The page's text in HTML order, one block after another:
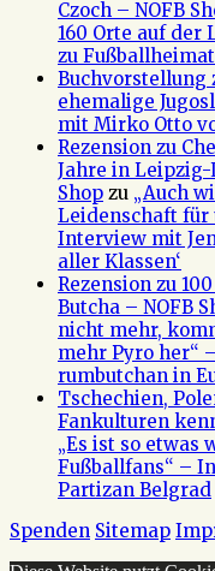
Czoch – NOFB
160 Orte auf der
zu
Buchvorstellung
ehemalige
mit Mirko Otto
Rezension zu
Jahre in Leipzig-
Shop zu „Auch
Leidenschaft für
Interview mit
aller Klassen‘
Rezension zu
Butcha – NOFB
nicht mehr,
mehr Pyro her“
rumbutchan in
Tschechien,
Fankulturen
„Es ist so etwas
Fußballfans“ –
Partizan Belgrad
Spenden Sitemap